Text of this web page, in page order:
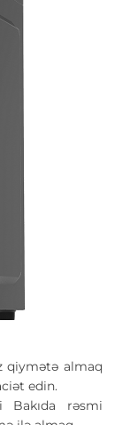
qiymətə almaq
edin.
rəsmi